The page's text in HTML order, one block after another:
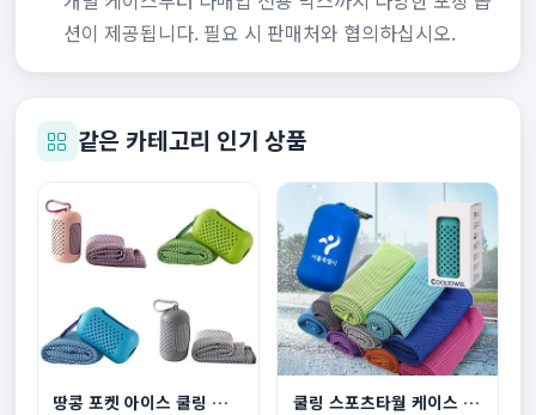
션이 제공됩니다. 필요 시 판매처와 협의하십시오.
같은 카테고리 인기 상품
땅콩 포켓 아이스 쿨링 스포츠타월 쿨링 스포츠타월 케이스 세트 등산 헬스 땀수건